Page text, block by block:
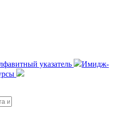
указатель
Имидж-